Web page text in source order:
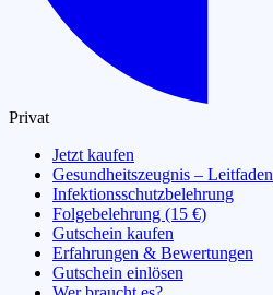
Privat
Jetzt kaufen
Gesundheitszeugnis – Leitfaden
Infektionsschutzbelehrung
Folgebelehrung (15 €)
Gutschein kaufen
Erfahrungen & Bewertungen
Gutschein einlösen